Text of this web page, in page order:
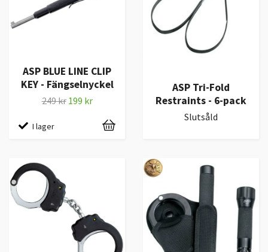
ASP BLUE LINE CLIP
KEY - Fängselnyckel
249 kr 199 kr
I lager
ASP Tri-Fold
Restraints - 6-pack
Slutsåld